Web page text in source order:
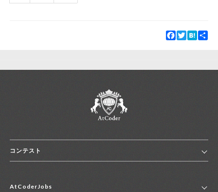
Facebook
TwitterHatena
コンテスト
コンテスト一覧
AtCoderJobs